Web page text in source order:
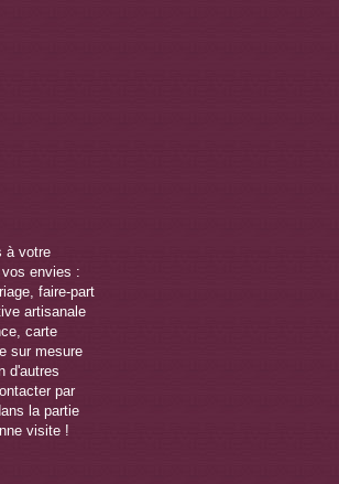
à votre
envies :
faire-part
artisanale
carte
sur mesure
d'autres
par
la partie
visite !